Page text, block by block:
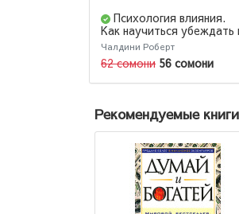
Психология влияния.
Как научиться убеждать
добиваться успеха /
Influence. The psychology
of persuasion
Чалдини Роберт
62 сомони 56 сомони
Рекомендуемые